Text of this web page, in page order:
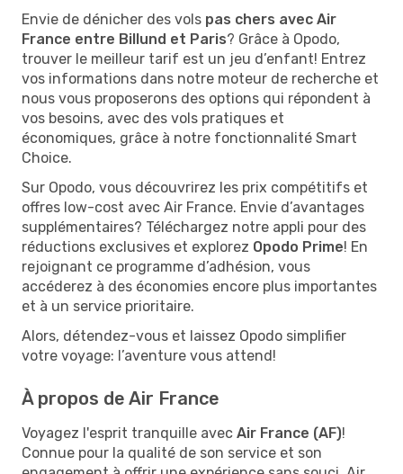
Envie de dénicher des vols pas chers avec Air
France entre Billund et Paris? Grâce à Opodo,
trouver le meilleur tarif est un jeu d’enfant! Entrez
vos informations dans notre moteur de recherche et
nous vous proposerons des options qui répondent à
vos besoins, avec des vols pratiques et
économiques, grâce à notre fonctionnalité Smart
Choice.
Sur Opodo, vous découvrirez les prix compétitifs et
offres low-cost avec Air France. Envie d’avantages
supplémentaires? Téléchargez notre appli pour des
réductions exclusives et explorez Opodo Prime! En
rejoignant ce programme d’adhésion, vous
accéderez à des économies encore plus importantes
et à un service prioritaire.
Alors, détendez-vous et laissez Opodo simplifier
votre voyage: l’aventure vous attend!
À propos de Air France
Voyagez l'esprit tranquille avec Air France (AF)!
Connue pour la qualité de son service et son